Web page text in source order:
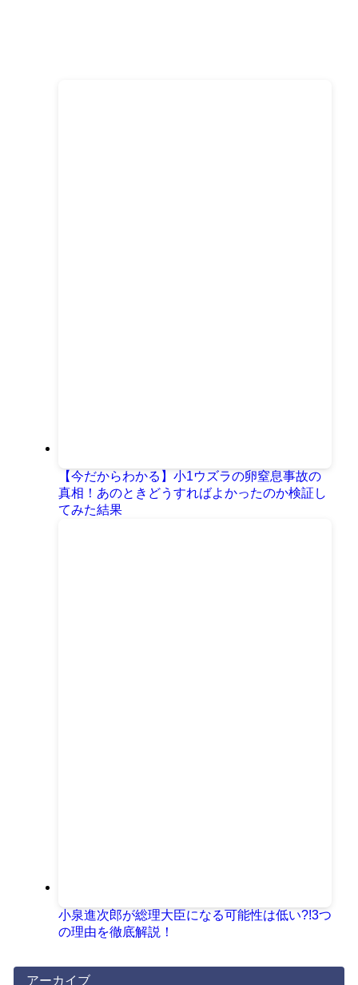
【今だからわかる】小1ウズラの卵窒息事故の
真相！あのときどうすればよかったのか検証し
てみた結果
小泉進次郎が総理大臣になる可能性は低い?!3つ
の理由を徹底解説！
アーカイブ